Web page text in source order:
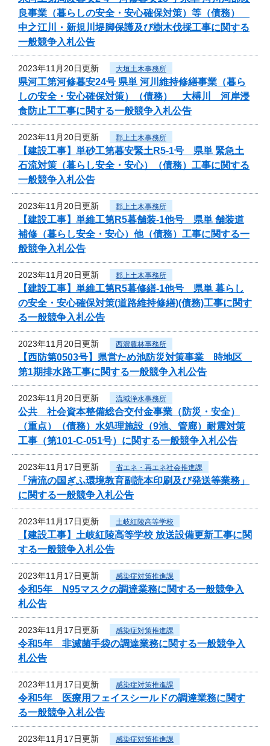
良事業（暮らしの安全・安心確保対策）等（債務）
中之江川・新規川堤脚保護及び樹木伐採工事に関する
一般競争入札公告
2023年11月20日更新 大垣土木事務所
県河工第河修暮安24号 県単 河川維持修繕事業（暮ら
しの安全・安心確保対策）（債務） 大榑川 河岸浸
食防止工工事に関する一般競争入札公告
2023年11月20日更新 郡上土木事務所
【建設工事】単砂工第暮安緊土R5-1号 県単 緊急土
石流対策（暮らし安全・安心）（債務）工事に関する
一般競争入札公告
2023年11月20日更新 郡上土木事務所
【建設工事】単維工第R5暮舗装-1他号 県単 舗装道
補修（暮らし安全・安心）他（債務）工事に関する一
般競争入札公告
2023年11月20日更新 郡上土木事務所
【建設工事】単維工第R5暮修繕-1他号 県単 暮らし
の安全・安心確保対策(道路維持修繕)(債務)工事に関す
る一般競争入札公告
2023年11月20日更新 西濃農林事務所
【西防第0503号】県営ため池防災対策事業 時地区
第1期排水路工事に関する一般競争入札公告
2023年11月20日更新 流域浄水事務所
公共 社会資本整備総合交付金事業（防災・安全）
（重点）（債務）水処理施設（9池、管廊）耐震対策
工事（第101-C-051号）に関する一般競争入札公告
2023年11月17日更新 省エネ・再エネ社会推進課
「清流の国ぎふ環境教育副読本印刷及び発送等業務」
に関する一般競争入札公告
2023年11月17日更新 土岐紅陵高等学校
【建設工事】土岐紅陵高等学校 放送設備更新工事に関
する一般競争入札公告
2023年11月17日更新 感染症対策推進課
令和5年 N95マスクの調達業務に関する一般競争入
札公告
2023年11月17日更新 感染症対策推進課
令和5年 非滅菌手袋の調達業務に関する一般競争入
札公告
2023年11月17日更新 感染症対策推進課
令和5年 医療用フェイスシールドの調達業務に関す
る一般競争入札公告
2023年11月17日更新 感染症対策推進課